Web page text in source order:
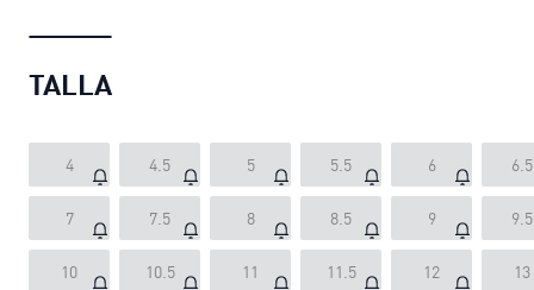
TALLA
4 4.5 5 5.5 6 6.5
7 7.5 8 8.5 9 9.5
10 10.5 11 11.5 12 13